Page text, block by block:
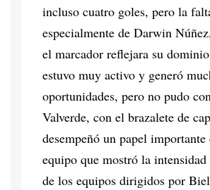
incluso cuatro goles, pero la
especialmente de Darwin
el marcador reflejara su
estuvo muy activo y generó
oportunidades, pero no pudo
Valverde, con el brazalete de
desempeñó un papel
equipo que mostró la
de los equipos dirigidos por